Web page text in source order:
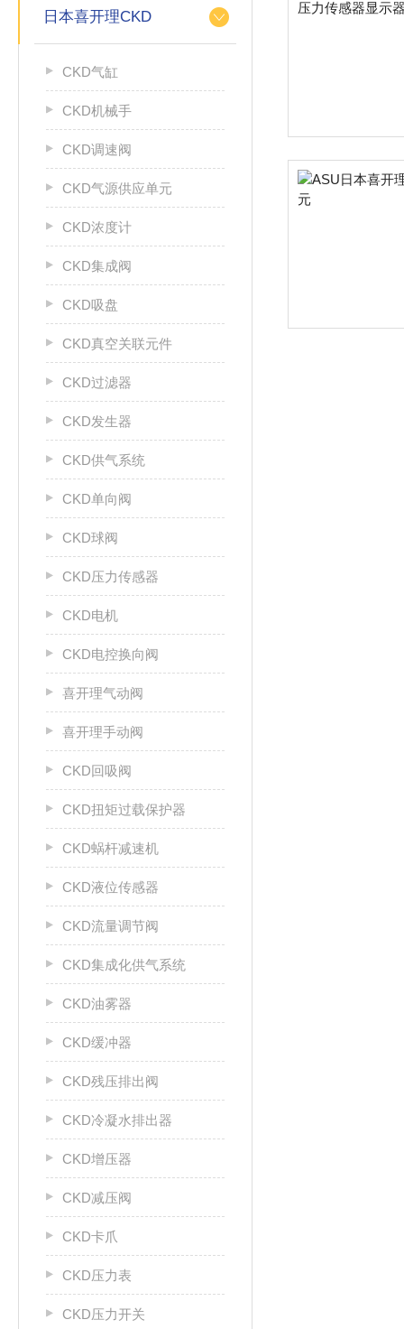
日本喜开理CKD
CKD气缸
CKD机械手
CKD调速阀
CKD气源供应单元
CKD浓度计
CKD集成阀
CKD吸盘
CKD真空关联元件
CKD过滤器
CKD发生器
CKD供气系统
CKD单向阀
CKD球阀
CKD压力传感器
CKD电机
CKD电控换向阀
喜开理气动阀
喜开理手动阀
CKD回吸阀
CKD扭矩过载保护器
CKD蜗杆减速机
CKD液位传感器
CKD流量调节阀
CKD集成化供气系统
CKD油雾器
CKD缓冲器
CKD残压排出阀
CKD冷凝水排出器
CKD增压器
CKD减压阀
CKD卡爪
CKD压力表
CKD压力开关